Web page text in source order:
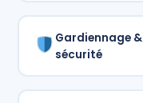
Gardiennage &
sécurité